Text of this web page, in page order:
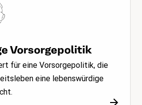
Vorsorgepolitik
für eine Vorsorgepolitik, die
eine lebenswürdige